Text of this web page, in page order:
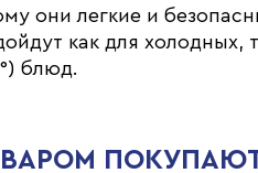
они легкие и
как для холодных,
блюд.